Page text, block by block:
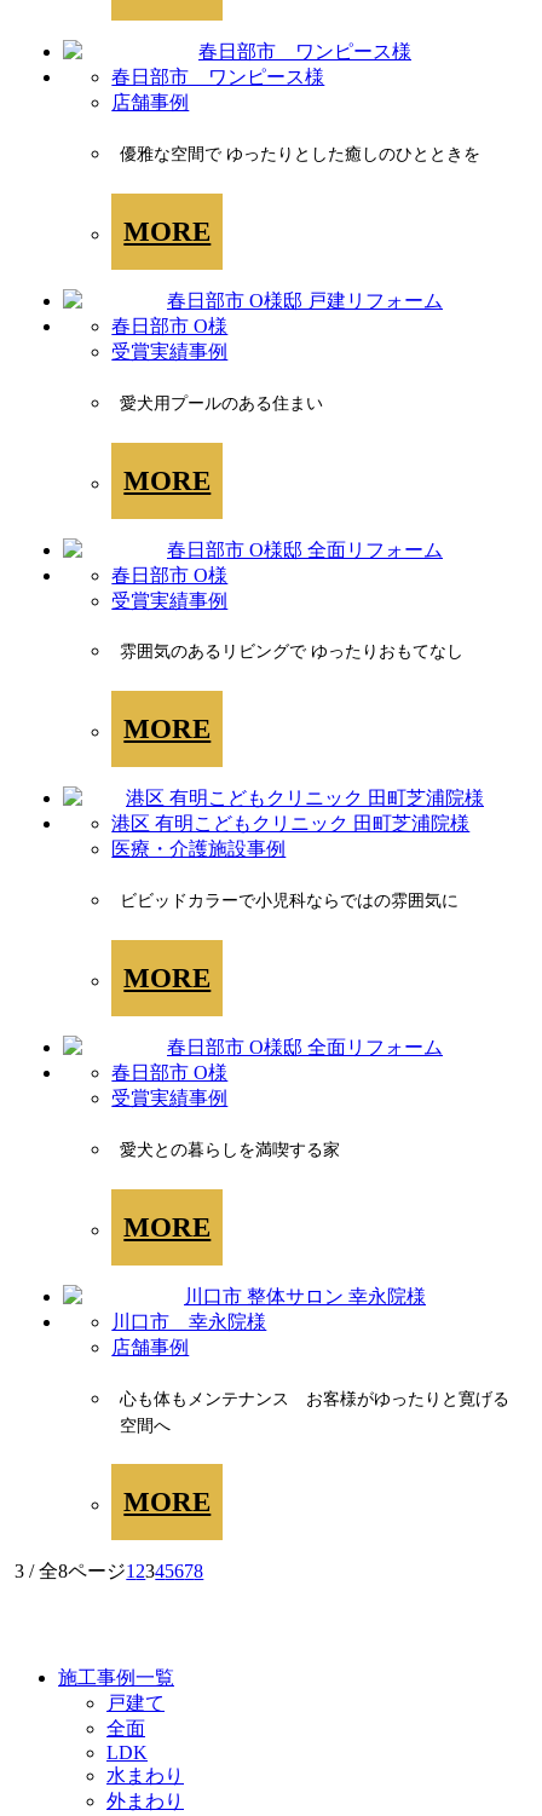
春日部市 ワンピース様
店舗事例
優雅な空間で ゆったりとした癒しのひとときを
MORE
春日部市 O様
受賞実績事例
愛犬用プールのある住まい
MORE
春日部市 O様
受賞実績事例
雰囲気のあるリビングで ゆったりおもてなし
MORE
港区 有明こどもクリニック 田町芝浦院様
医療・介護施設事例
ビビッドカラーで小児科ならではの雰囲気に
MORE
春日部市 O様
受賞実績事例
愛犬との暮らしを満喫する家
MORE
川口市 幸永院様
店舗事例
心も体もメンテナンス お客様がゆったりと寛げる
空間へ
MORE
3 / 全8ページ12345678
施工事例一覧
戸建て
全面
LDK
水まわり
外まわり